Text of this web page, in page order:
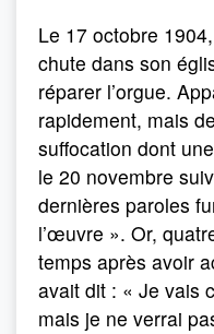
Le 17 octobre
chute dans son
réparer l’orgue.
rapidement, mais
suffocation dont
le 20 novembre
dernières paroles
l’œuvre ». Or,
temps après avoir
avait dit : « Je vais
mais je ne verrai